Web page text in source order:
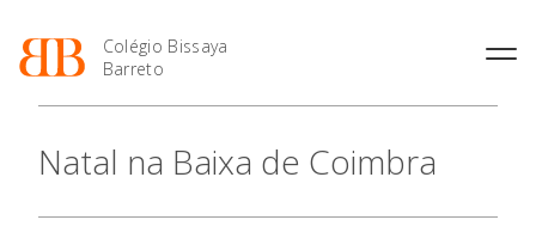
Colégio Bissaya
Barreto
Projeto Educativo
Enriquecimento Curricular
Profissionais
2027
Natal na Baixa de Coimbra